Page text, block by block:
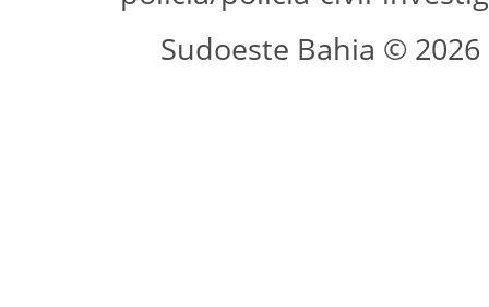
Sudoeste Bahia ©